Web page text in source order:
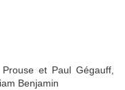
et Paul Gégauff,
Benjamin